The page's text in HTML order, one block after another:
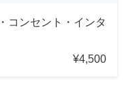
コンセント・インタ
¥4,500